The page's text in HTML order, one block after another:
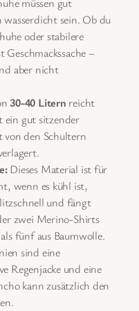
müssen gut
sein. Ob du
oder stabilere
–
aber nicht
30-40 Litern reicht
ein gut sitzender
den Schultern
Dieses Material ist für
wenn es kühl ist,
und fängt
zwei Merino-Shirts
fünf aus Baumwolle.
sind eine
Regenjacke und eine
kann zusätzlich den